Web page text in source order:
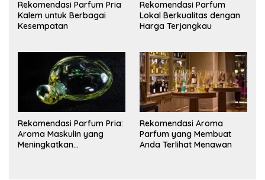
Rekomendasi Parfum Pria
Kalem untuk Berbagai
Kesempatan
Rekomendasi Parfum
Lokal Berkualitas dengan
Harga Terjangkau
Rekomendasi Parfum Pria:
Aroma Maskulin yang
Meningkatkan
Rekomendasi Aroma
Parfum yang Membuat
Anda Terlihat Menawan